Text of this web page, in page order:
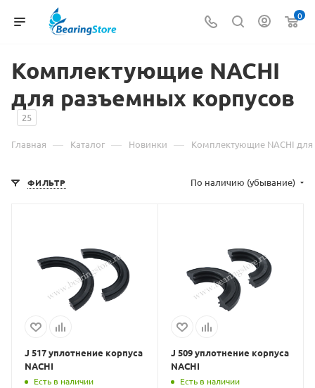
0
Комплектующие NACHI
для разъемных корпусов
25
Главная — Каталог — Новинки — Комплектующие NACHI
ФИЛЬТР По наличию (убывание)
J 517 уплотнение корпуса
NACHI
Есть в наличии
J 509 уплотнение корпуса
NACHI
Есть в наличии